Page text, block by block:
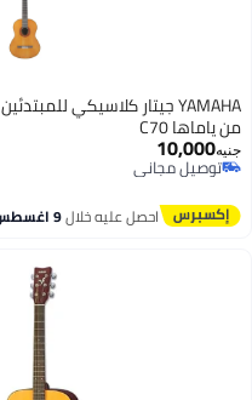
YAMAHA جيتار كلاسيكي للمبتدئين
من ياماها C70
جنيه10,000
توصيل مجاني
توصيل مجاني
احصل عليه خلال9 اغسطس